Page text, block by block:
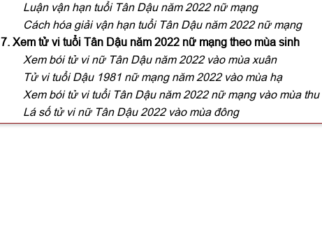
Luận vận hạn tuổi Tân Dậu năm 2022 nữ mạng
Cách hóa giải vận hạn tuổi Tân Dậu năm 2022 nữ mạng
7. Xem tử vi tuổi Tân Dậu năm 2022 nữ mạng theo mùa sinh
Xem bói tử vi nữ Tân Dậu năm 2022 vào mùa xuân
Tử vi tuổi Dậu 1981 nữ mạng năm 2022 vào mùa hạ
Xem bói tử vi tuổi Tân Dậu năm 2022 nữ mạng vào mùa thu
Lá số tử vi nữ Tân Dậu 2022 vào mùa đông